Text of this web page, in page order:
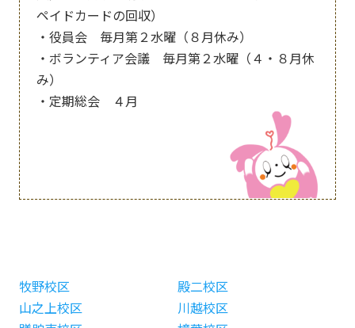
ペイドカードの回収）
・役員会 毎月第２水曜（８月休み）
・ボランティア会議 毎月第２水曜（４・８月休
み）
・定期総会 ４月
牧野校区
殿二校区
山之上校区
川越校区